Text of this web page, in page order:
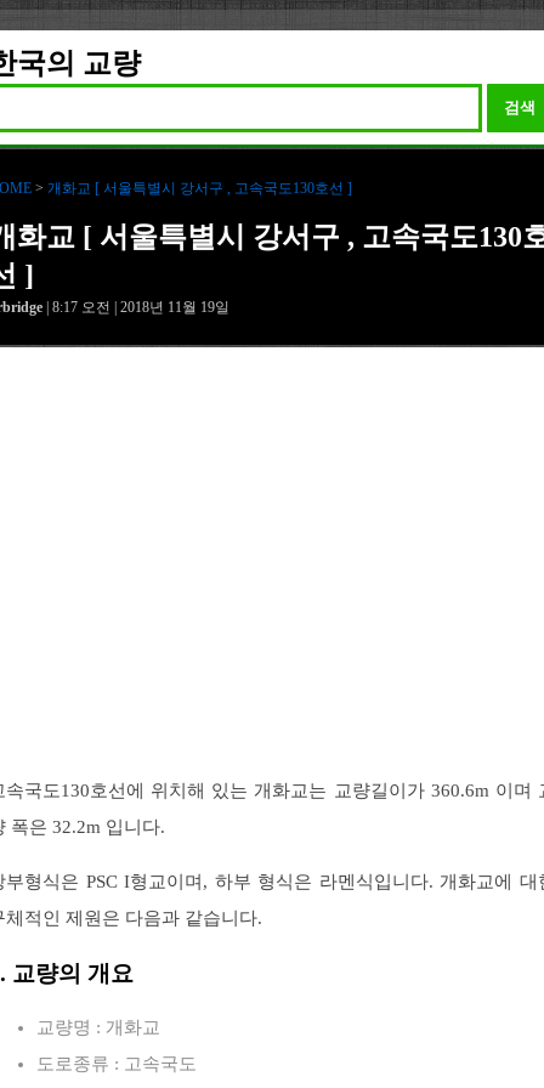
국의 교량
검색
> 개화교 [ 서울특별시 강서구 , 고속국도130호선 ]
화교 [ 서울특별시 강서구 , 고속국도130
]
| 8:17 오전 | 2018년 11월 19일
속국도130호선에 위치해 있는 개화교는 교량길이가 360.6m 이며
폭은 32.2m 입니다.
부형식은 PSC I형교이며, 하부 형식은 라멘식입니다. 개화교에 대
체적인 제원은 다음과 같습니다.
교량의 개요
교량명 : 개화교
도로종류 : 고속국도